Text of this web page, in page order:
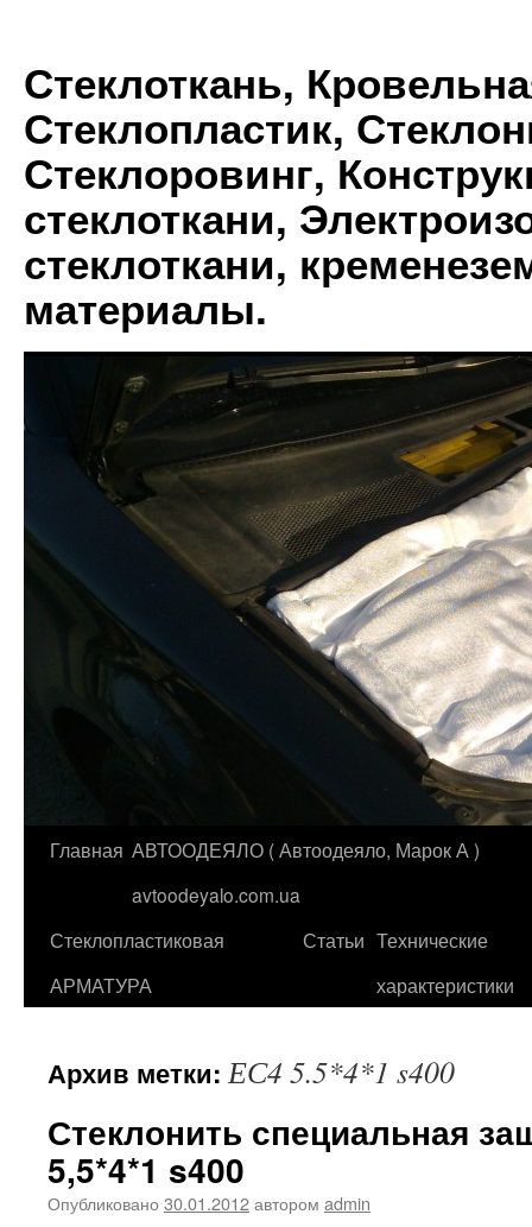
Стеклоткань,
Стеклопластик,
Стеклоровинг,
стеклоткани,
стеклоткани,
материалы.
Перейти
содержимому
Главная АВТООДЕЯЛО ( Автоодеяло, Марок А )
avtoodeyalo.com.ua
Стеклопластиковая
АРМАТУРА
Статьи Технические
характеристики
Архив метки:ЕС4 5.5*4*1 s400
Стеклонить специальная
5,5*4*1 s400
Опубликовано 30.01.2012автором admin